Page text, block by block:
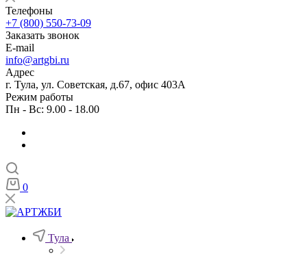
Телефоны
+7 (800) 550-73-09
Заказать звонок
E-mail
info@artgbi.ru
Адрес
г. Тула, ул. Советская, д.67, офис 403А
Режим работы
Пн - Вс: 9.00 - 18.00
0
Тула